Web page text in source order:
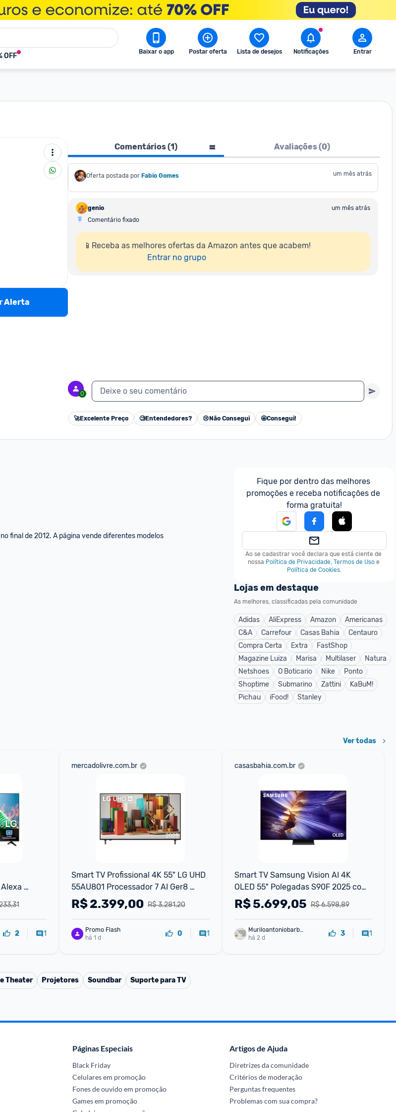
OFF Baixar o app Postar oferta Lista de desejos Notificações Entrar
Alerta
Comentários (1) Avaliações (0)
Oferta postada por Fabio Gomes um mês atrás
genio
um mês atrás
Comentário fixado
📱Receba as melhores ofertas da Amazon antes que acabem!
Entrar no grupo
0 Deixe o seu comentário
🚀Excelente Preço 🧐Entendedores? 😢 Não Consegui 🤩Consegui!
final de 2012. A página vende diferentes modelos
Fique por dentro das melhores
promoções e receba notificações de
forma gratuita!
Ao se cadastrar você declara que está ciente de
nossa Política de Privacidade, Termos de Uso e
Política de Cookies.
Lojas em destaque
As melhores, classificadas pela comunidade
Adidas AliExpress Amazon
Americanas
C&A
Carrefour Casas Bahia
Centauro
Compra Certa
Extra
FastShop
Magazine Luiza
Marisa Multilaser
Natura
Netshoes
O Boticario Nike
Ponto
Shoptime
Submarino Zattini
KaBuM!
Pichau
iFood! Stanley
Ver todas
2 1
mercadolivre.com.br
Smart TV Profissional 4K 55" LG UHD
55AU801 Processador 7 AI Ger8
Super Upscaling Google Cast Alexa
Integrado Controle
R$ 3.281,20
R$2.399,00
Promo Flash
há 1 d
0 1
casasbahia.com.br
Smart TV Samsung Vision AI 4K
OLED 55" Polegadas S90F 2025 com
Alexa Integrada - Bivolt
R$ 6.598,89
R$5.699,05
Muriloantoniobarbo
sa
há 2 d 3 1
Theater Projetores Soundbar Suporte para TV
Páginas Especiais
Black Friday
Celulares em promoção
Fones de ouvido em promoção
Games em promoção
Artigos de Ajuda
Diretrizes da comunidade
Critérios de moderação
Perguntas frequentes
Problemas com sua compra?